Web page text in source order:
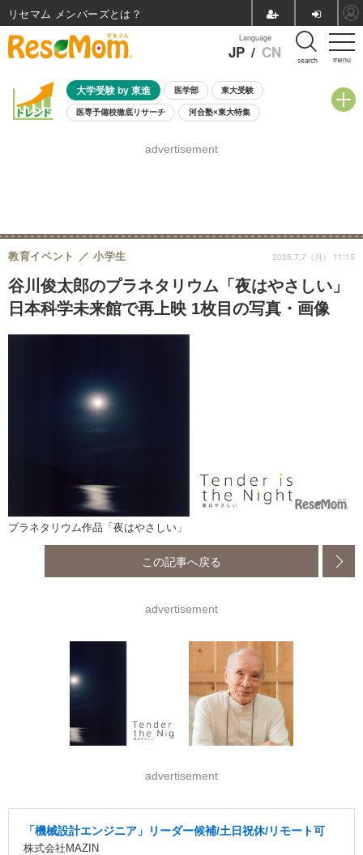
menu
Language
JP / CN search
大学受験 by 東進 医学部 東大受験
医専予備校徹底リサーチ 河合塾×東大特集
8月開催学校説明会・相談会
advertisement
谷川俊太郎のプラネタリウム「夜はやさしい」
日本科学未来館で再上映 1枚目の写真・画像
教育イベント 小学生 2025.7.7（月） 11:15
プラネタリウム作品「夜はやさしい」
この記事へ戻る
advertisement
advertisement
「機械設計エンジニア」リーダー候補/土日祝休/リモート可
株式会社MAZIN
リセマム メンバーズ